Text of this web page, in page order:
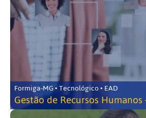
Formiga-MG • Tecnológico • EAD
Gestão de Recursos Humanos